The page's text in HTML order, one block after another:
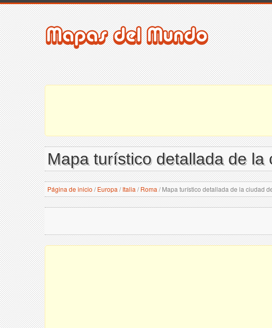
Mapa turístico detallada de la
Página de inicio / Europa / Italia / Roma /Mapa turístico detallada de la ciudad